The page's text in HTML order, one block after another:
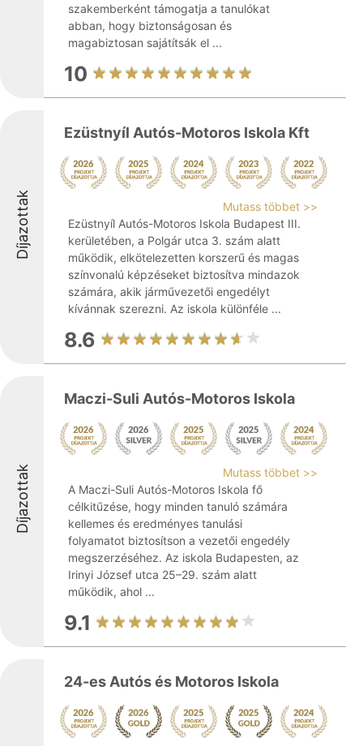
szakemberként támogatja a tanulókat
abban, hogy biztonságosan és
magabiztosan sajátítsák el ...
10
Díjazottak
Ezüstnyíl Autós-Motoros Iskola Kft
Mutass többet >>
Ezüstnyíl Autós-Motoros Iskola Budapest III.
kerületében, a Polgár utca 3. szám alatt
működik, elkötelezetten korszerű és magas
színvonalú képzéseket biztosítva mindazok
számára, akik járművezetői engedélyt
kívánnak szerezni. Az iskola különféle ...
8.6
Díjazottak
Maczi-Suli Autós-Motoros Iskola
Mutass többet >>
A Maczi-Suli Autós-Motoros Iskola fő
célkitűzése, hogy minden tanuló számára
kellemes és eredményes tanulási
folyamatot biztosítson a vezetői engedély
megszerzéséhez. Az iskola Budapesten, az
Irinyi József utca 25–29. szám alatt
működik, ahol ...
9.1
24-es Autós és Motoros Iskola